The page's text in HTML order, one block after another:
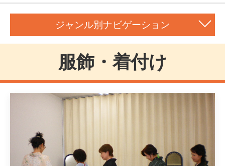
ジャンル別ナビゲーション
服飾・着付け